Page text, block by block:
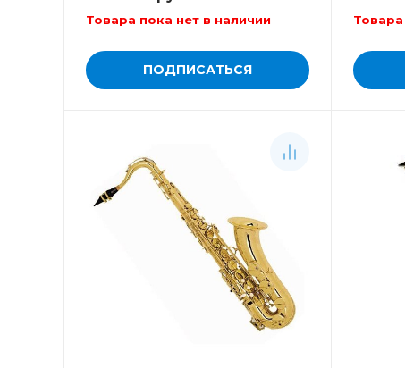
Товара пока нет в наличии
ПОДПИСАТЬСЯ